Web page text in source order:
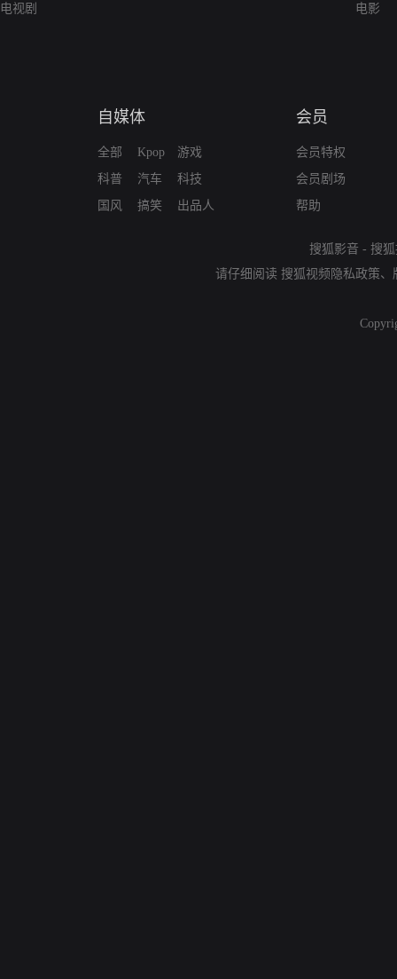
电视剧
电影
自媒体
全部
科普
国风
Kpop
汽车
搞笑
游戏
科技
出品人
会员
会员特权
会员剧场
帮助
搜狐影音 - 搜
请仔细阅读 搜狐视频隐私政策、